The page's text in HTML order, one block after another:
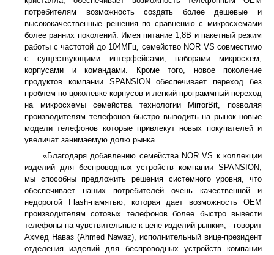
потребителям возможность создать более дешевые и
высококачественные решения по сравнению с микросхемами
более ранних поколений. Имея питание 1,8В и пакетный режим
работы с частотой до 104МГц, семейство NOR VS совместимо
с существующими интерфейсами, наборами микросхем,
корпусами и командами. Кроме того, новое поколение
продуктов компании SPANSION обеспечивает переход без
проблем по цоколевке корпусов и легкий программный переход
на микросхемы семейства технологии MirrorBit, позволяя
производителям телефонов быстро выводить на рынок новые
модели телефонов которые привлекут новых покупателей и
увеличат занимаемую долю рынка.
«Благодаря добавлению семейства NOR VS к коллекции
изделий для беспроводных устройств компании SPANSION,
мы способны предложить решения системного уровня, что
обеспечивает наших потребителей очень качественной и
недорогой Flash-памятью, которая дает возможность OEM
производителям сотовых телефонов более быстро вывести
телефоны на чувствительные к цене изделий рынки», - говорит
Ахмед Наваз (Ahmed Nawaz), исполнительный вице-президент
отделения изделий для беспроводных устройств компании